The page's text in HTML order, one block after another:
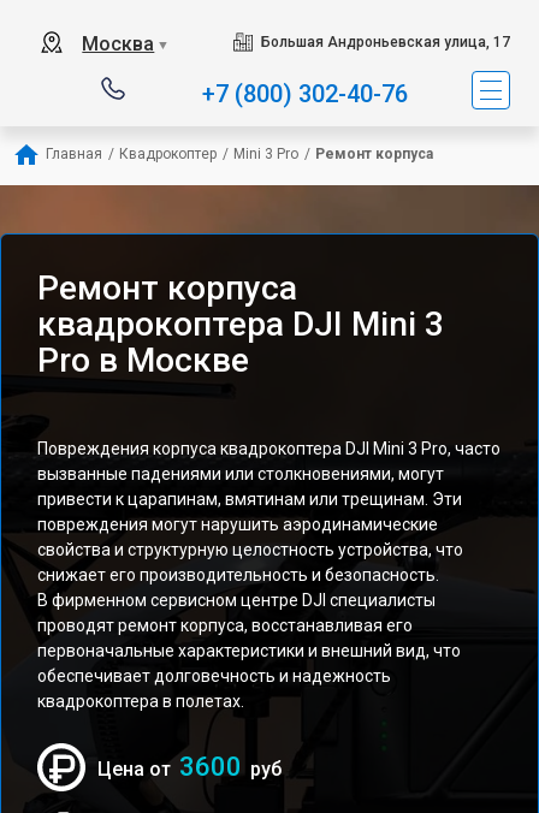
Москва ▼ Большая Андроньевская улица, 17
+7 (800) 302-40-76
Главная / Квадрокоптер / Mini 3 Pro / Ремонт корпуса
Ремонт корпуса
квадрокоптера DJI Mini 3
Pro в Москве
Повреждения корпуса квадрокоптера DJI Mini 3 Pro, часто
вызванные падениями или столкновениями, могут
привести к царапинам, вмятинам или трещинам. Эти
повреждения могут нарушить аэродинамические
свойства и структурную целостность устройства, что
снижает его производительность и безопасность.
В фирменном сервисном центре DJI специалисты
проводят ремонт корпуса, восстанавливая его
первоначальные характеристики и внешний вид, что
обеспечивает долговечность и надежность
квадрокоптера в полетах.
Цена от 3600 руб